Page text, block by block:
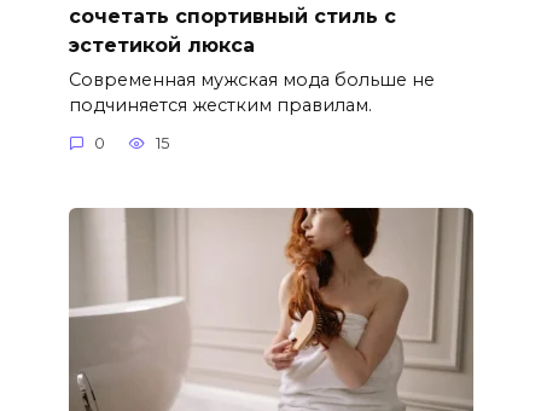
сочетать спортивный стиль с
эстетикой люкса
Современная мужская мода больше не
подчиняется жестким правилам.
0 15